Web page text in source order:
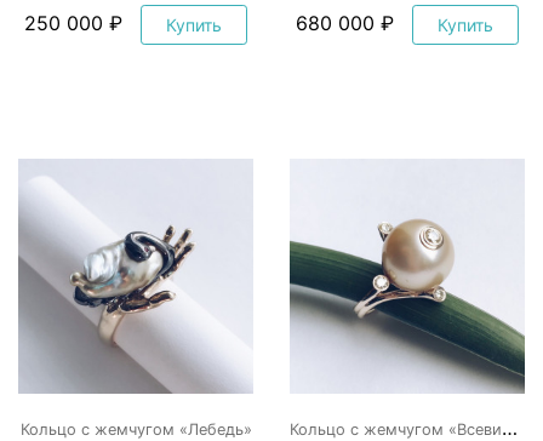
250 000 ₽ Купить 680 000 ₽ Купить
Кольцо с жемчугом «Лебедь» К
ольцо с жемчугом «Всевидящее око»